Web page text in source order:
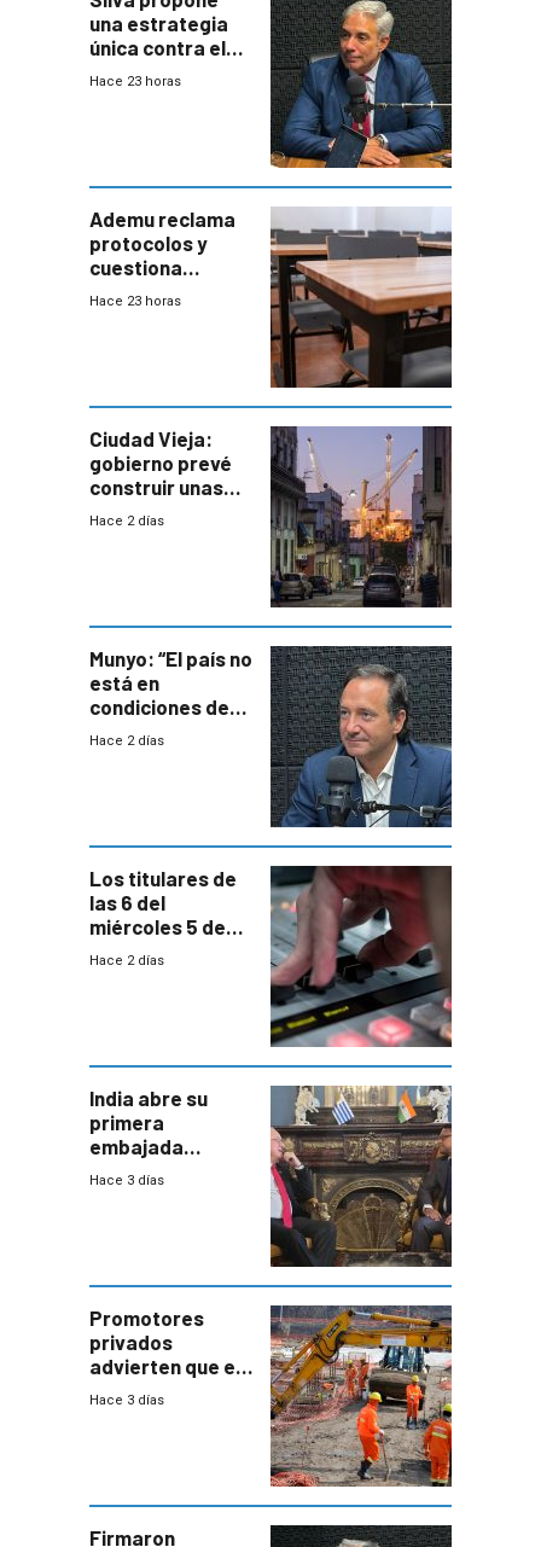
una estrategia
única contra el
narcotráfico y
Hace 23 horas
Ademu reclama
protocolos y
cuestiona
demora de
Hace 23 horas
Ciudad Vieja:
gobierno prevé
construir unas
mil viviendas en
Hace 2 días
Munyo: “El país no
está en
condiciones de
enfrentar una
Hace 2 días
Los titulares de
las 6 del
miércoles 5 de
agosto de 2026
Hace 2 días
India abre su
primera
embajada
residente en
enorme
potencial
Hace 3 días
Promotores
privados
advierten que el
nuevo convenio
a revisar
proyectos
Hace 3 días
Firmaron